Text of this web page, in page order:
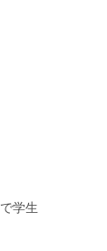
学生